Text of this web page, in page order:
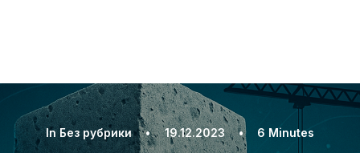
In Без рубрики • 19.12.2023 • 6 Minutes